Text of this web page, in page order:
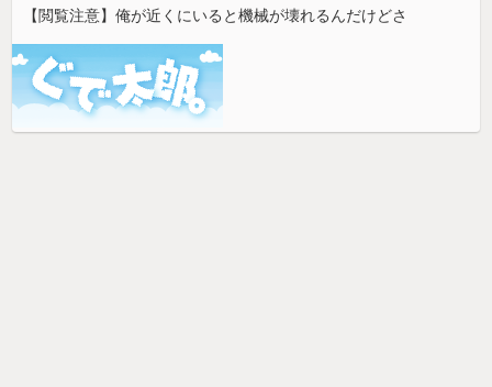
【閲覧注意】俺が近くにいると機械が壊れるんだけどさ